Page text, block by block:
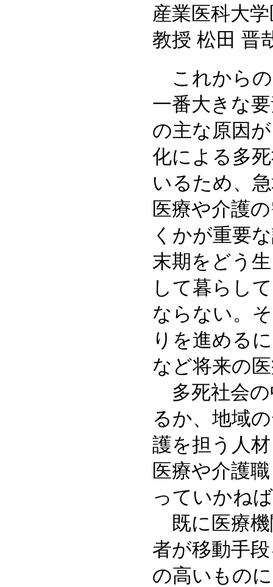
産業医科大
教授 松田 晋
これからの
一番大きな
の主な原因
化による多
いるため、
医療や介護
くかが重要
末期をどう
して暮らし
ならない。
りを進める
など将来の
多死社会の
るか、地域
護を担う人
医療や介護
っていかね
既に医療機
者が移動手
の高いもの